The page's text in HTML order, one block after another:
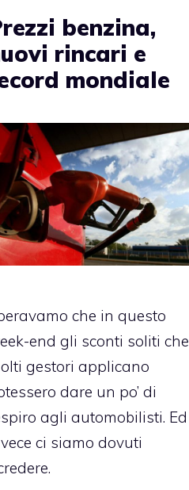
benzina,
rincari e
mondiale
che in questo
end gli sconti soliti che
gestori applicano
dare un po’ di
agli automobilisti. Ed
ci siamo dovuti